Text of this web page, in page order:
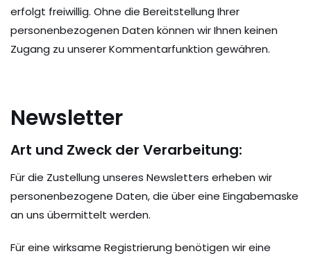
erfolgt freiwillig. Ohne die Bereitstellung Ihrer
personenbezogenen Daten können wir Ihnen keinen
Zugang zu unserer Kommentarfunktion gewähren.
Newsletter
Art und Zweck der Verarbeitung:
Für die Zustellung unseres Newsletters erheben wir
personenbezogene Daten, die über eine Eingabemaske
an uns übermittelt werden.
Für eine wirksame Registrierung benötigen wir eine